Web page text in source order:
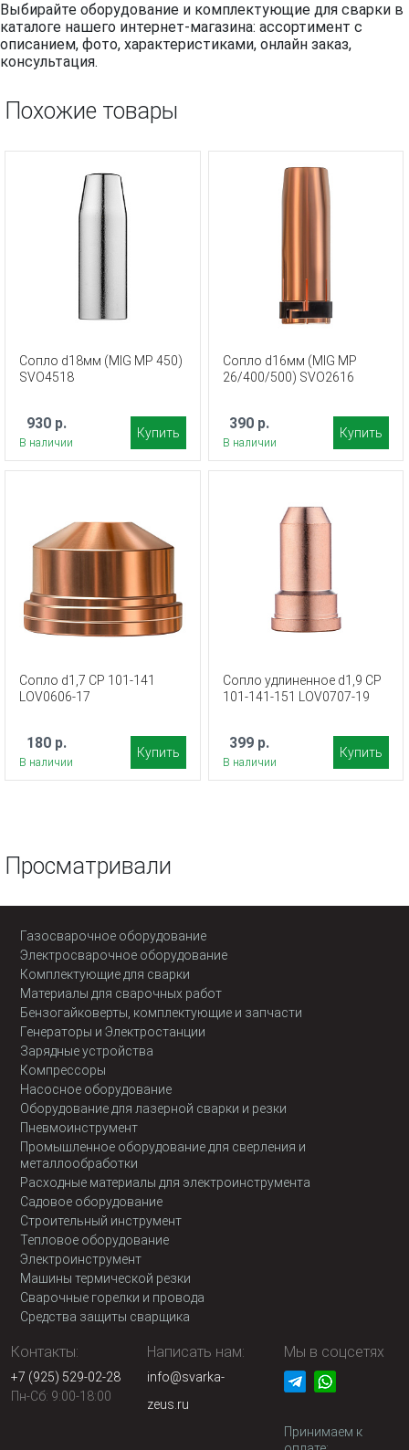
Выбирайте оборудование и комплектующие для сварки в
каталоге нашего интернет-магазина: ассортимент с
описанием, фото, характеристиками, онлайн заказ,
консультация.
Похожие товары
Сопло d18мм (MIG MP 450)
SVO4518
930 р.
В наличии
Купить
Сопло d16мм (MIG MP
26/400/500) SVO2616
390 р.
В наличии
Купить
Сопло d1,7 CP 101-141
LOV0606-17
180 р.
В наличии
Купить
Сопло удлиненное d1,9 CP
101-141-151 LOV0707-19
399 р.
В наличии
Купить
Просматривали
Газосварочное оборудование
Электросварочное оборудование
Комплектующие для сварки
Материалы для сварочных работ
Бензогайковерты, комплектующие и запчасти
Генераторы и Электростанции
Зарядные устройства
Компрессоры
Насосное оборудование
Оборудование для лазерной сварки и резки
Пневмоинструмент
Промышленное оборудование для сверления и
металлообработки
Расходные материалы для электроинструмента
Садовое оборудование
Строительный инструмент
Тепловое оборудование
Электроинструмент
Машины термической резки
Сварочные горелки и провода
Средства защиты сварщика
Контакты:
+7 (925) 529-02-28
Пн-Сб: 9:00-18:00
Написать нам:
info@svarka-
zeus.ru
Мы в соцсетях
Принимаем к